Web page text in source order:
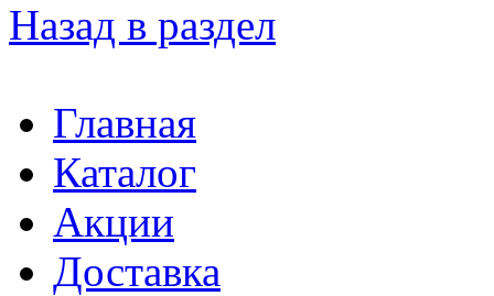
Назад в раздел
Главная
Каталог
Акции
Доставка